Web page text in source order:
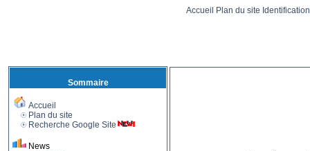
Accueil Plan du site
Sommaire
Accueil
Plan du site
Recherche Google Site
News